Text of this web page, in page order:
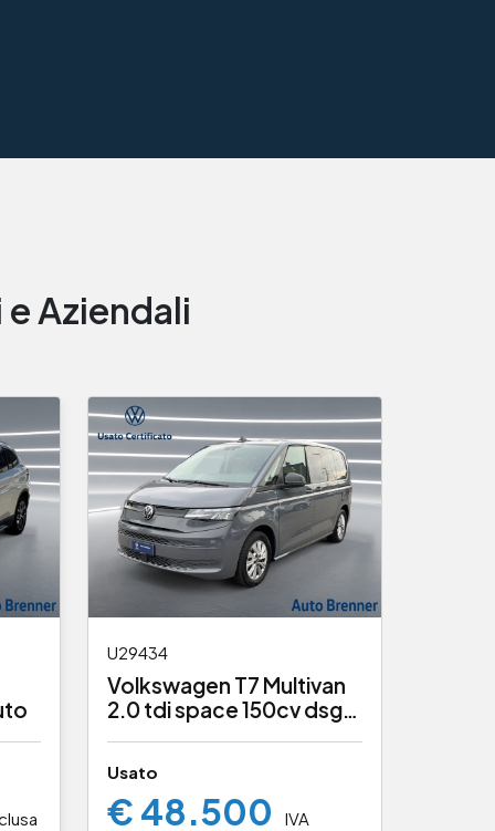
Aziendali
U29434
Volkswagen T7 Multivan
2.0 tdi space 150cv dsg
Usato
€ 48.500 IVA